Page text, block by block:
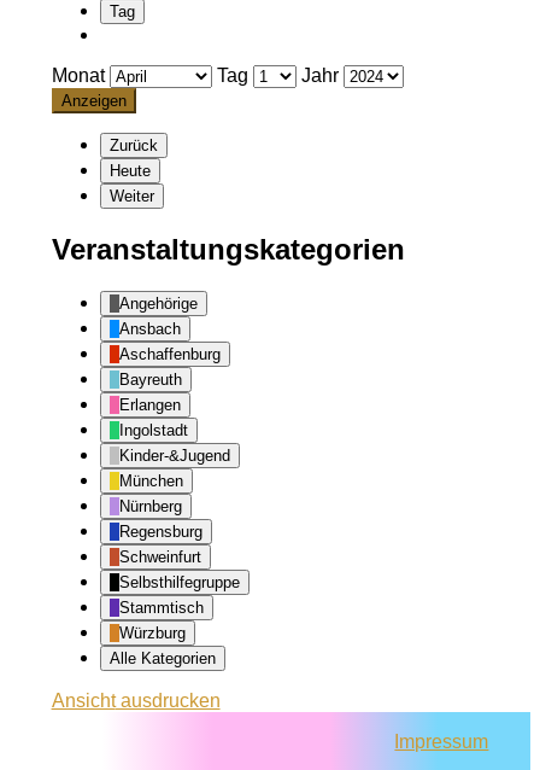
Tag
Monat Tag Jahr
Zurück
Heute
Weiter
Veranstaltungskategorien
Angehörige
Ansbach
Aschaffenburg
Bayreuth
Erlangen
Ingolstadt
Kinder-&Jugend
München
Nürnberg
Regensburg
Schweinfurt
Selbsthilfegruppe
Stammtisch
Würzburg
Alle Kategorien
Ansichtausdrucken
Impressum